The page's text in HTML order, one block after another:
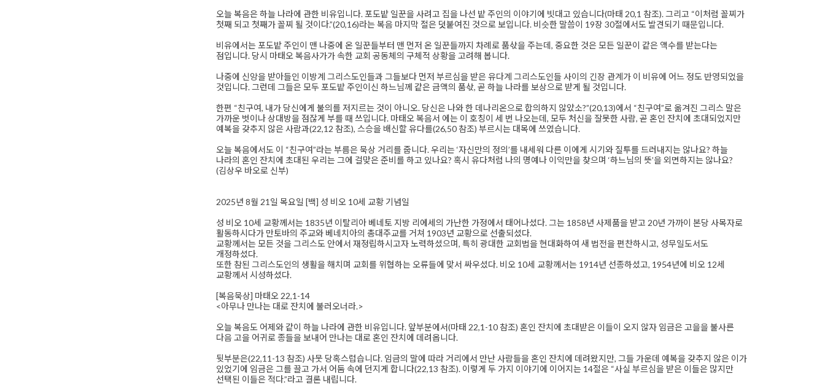
오늘 복음은 하늘 나라에 관한 비유입니다. 포도밭 일꾼을 사려고 집을 나선 밭 주인의 이야기에 빗대고 있습니다(마태 20,1 참조). 그리고 “이처럼 꼴찌가
첫째 되고 첫째가 꼴찌 될 것이다.”(20,16)라는 복음 마지막 절은 덧붙여진 것으로 보입니다. 비슷한 말씀이 19장 30절에서도 발견되기 때문입니다.
비유에서는 포도밭 주인이 맨 나중에 온 일꾼들부터 맨 먼저 온 일꾼들까지 차례로 품삯을 주는데, 중요한 것은 모든 일꾼이 같은 액수를 받는다는
점입니다. 당시 마태오 복음사가가 속한 교회 공동체의 구체적 상황을 고려해 봅니다.
나중에 신앙을 받아들인 이방계 그리스도인들과 그들보다 먼저 부르심을 받은 유다계 그리스도인들 사이의 긴장 관계가 이 비유에 어느 정도 반영되었을
것입니다. 그런데 그들은 모두 포도밭 주인이신 하느님께 같은 금액의 품삯, 곧 하늘 나라를 보상으로 받게 될 것입니다.
한편 “친구여, 내가 당신에게 불의를 저지르는 것이 아니오. 당신은 나와 한 데나리온으로 합의하지 않았소?”(20,13)에서 “친구여”로 옮겨진 그리스 말은
가까운 벗이나 상대방을 점잖게 부를 때 쓰입니다. 마태오 복음서 에는 이 호칭이 세 번 나오는데, 모두 처신을 잘못한 사람, 곧 혼인 잔치에 초대되었지만
예복을 갖추지 않은 사람과(22,12 참조), 스승을 배신할 유다를(26,50 참조) 부르시는 대목에 쓰였습니다.
오늘 복음에서도 이 “친구여”라는 부름은 묵상 거리를 줍니다. 우리는 ‘자신만의 정의’를 내세워 다른 이에게 시기와 질투를 드러내지는 않나요? 하늘
나라의 혼인 잔치에 초대된 우리는 그에 걸맞은 준비를 하고 있나요? 혹시 유다처럼 나의 명예나 이익만을 찾으며 ‘하느님의 뜻’을 외면하지는 않나요?
(김상우 바오로 신부)
2025년 8월 21일 목요일 [백] 성 비오 10세 교황 기념일
성 비오 10세 교황께서는 1835년 이탈리아 베네토 지방 리에세의 가난한 가정에서 태어나셨다. 그는 1858년 사제품을 받고 20년 가까이 본당 사목자로
활동하시다가 만토바의 주교와 베네치아의 총대주교를 거쳐 1903년 교황으로 선출되셨다.
교황께서는 모든 것을 그리스도 안에서 재정립하시고자 노력하셨으며, 특히 광대한 교회법을 현대화하여 새 법전을 편찬하시고, 성무일도서도
개정하셨다.
또한 참된 그리스도인의 생활을 해치며 교회를 위협하는 오류들에 맞서 싸우셨다. 비오 10세 교황께서는 1914년 선종하셨고, 1954년에 비오 12세
교황께서 시성하셨다.
[복음묵상] 마태오 22,1-14
<아무나 만나는 대로 잔치에 불러오너라.>
오늘 복음도 어제와 같이 하늘 나라에 관한 비유입니다. 앞부분에서(마태 22,1-10 참조) 혼인 잔치에 초대받은 이들이 오지 않자 임금은 고을을 불사른
다음 고을 어귀로 종들을 보내어 만나는 대로 혼인 잔치에 데려옵니다.
뒷부분은(22,11-13 참조) 사뭇 당혹스럽습니다. 임금의 말에 따라 거리에서 만난 사람들을 혼인 잔치에 데려왔지만, 그들 가운데 예복을 갖추지 않은 이가
있었기에 임금은 그를 끌고 가서 어둠 속에 던지게 합니다(22,13 참조). 이렇게 두 가지 이야기에 이어지는 14절은 “사실 부르심을 받은 이들은 많지만
선택된 이들은 적다.”라고 결론 내립니다.